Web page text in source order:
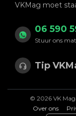
VKMag moet
06 590
Stuur ons
Tip
© 2026 VK
Over ons